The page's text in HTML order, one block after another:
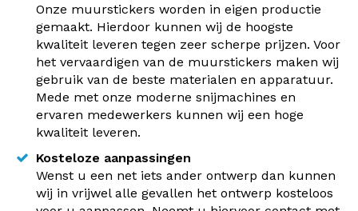
Onze muurstickers worden in eigen productie
gemaakt. Hierdoor kunnen wij de hoogste
kwaliteit leveren tegen zeer scherpe prijzen. Voor
het vervaardigen van de muurstickers maken wij
gebruik van de beste materialen en apparatuur.
Mede met onze moderne snijmachines en
ervaren medewerkers kunnen wij een hoge
kwaliteit leveren.
Kosteloze aanpassingen
Wenst u een net iets ander ontwerp dan kunnen
wij in vrijwel alle gevallen het ontwerp kosteloos